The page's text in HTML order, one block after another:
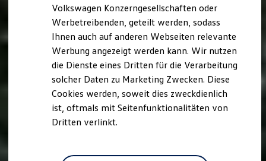
Förderung & Kosten der Elektrofahrzeuge
Fördermöglichkeiten für Privatkunden
Fördermöglichkeiten für Gewerbekunden
Autonomes Fahren
Mehr zum ID. Buzz
Online Beratung
California Club
California Magazin & Ratgeber
Vanlife
Volkswagen Konzerngesellschaften oder
Werbetreibenden, geteilt werden, sodass
Ihnen auch auf anderen Webseiten relevante
Werbung angezeigt werden kann. Wir nutzen
die Dienste eines Dritten für die Verarbeitung
solcher Daten zu Marketing Zwecken. Diese
Cookies werden, soweit dies zweckdienlich
ist, oftmals mit Seitenfunktionalitäten von
Dritten verlinkt.